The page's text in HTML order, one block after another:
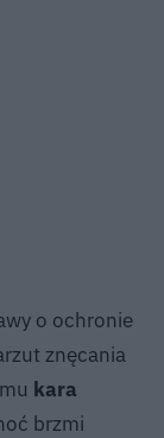
o ochronie
znęcania
kara
brzmi